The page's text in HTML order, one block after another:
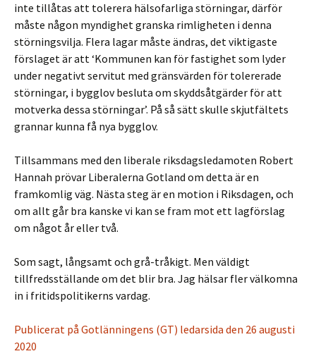
inte tillåtas att tolerera hälsofarliga störningar, därför
måste någon myndighet granska rimligheten i denna
störningsvilja. Flera lagar måste ändras, det viktigaste
förslaget är att ‘Kommunen kan för fastighet som lyder
under negativt servitut med gränsvärden för tolererade
störningar, i bygglov besluta om skyddsåtgärder för att
motverka dessa störningar’. På så sätt skulle skjutfältets
grannar kunna få nya bygglov.
Tillsammans med den liberale riksdagsledamoten Robert
Hannah prövar Liberalerna Gotland om detta är en
framkomlig väg. Nästa steg är en motion i Riksdagen, och
om allt går bra kanske vi kan se fram mot ett lagförslag
om något år eller två.
Som sagt, långsamt och grå-tråkigt. Men väldigt
tillfredsställande om det blir bra. Jag hälsar fler välkomna
in i fritidspolitikerns vardag.
Publicerat på Gotlänningens (GT) ledarsida den 26 augusti
2020